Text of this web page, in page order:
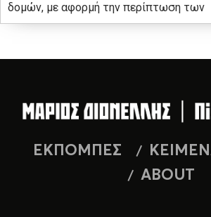
δομών, με αφορμή την περίπτωση των
ΕΚΠΟΜΠΕΣ
ABOUT